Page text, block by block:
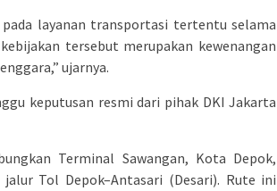
layanan transportasi tertentu selama
tersebut merupakan kewenangan
ujarnya.
keputusan resmi dari pihak DKI Jakarta
Terminal Sawangan, Kota Depok,
Tol Depok–Antasari (Desari). Rute ini